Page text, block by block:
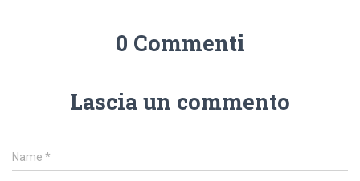
0 Commenti
Lascia un commento
Name *